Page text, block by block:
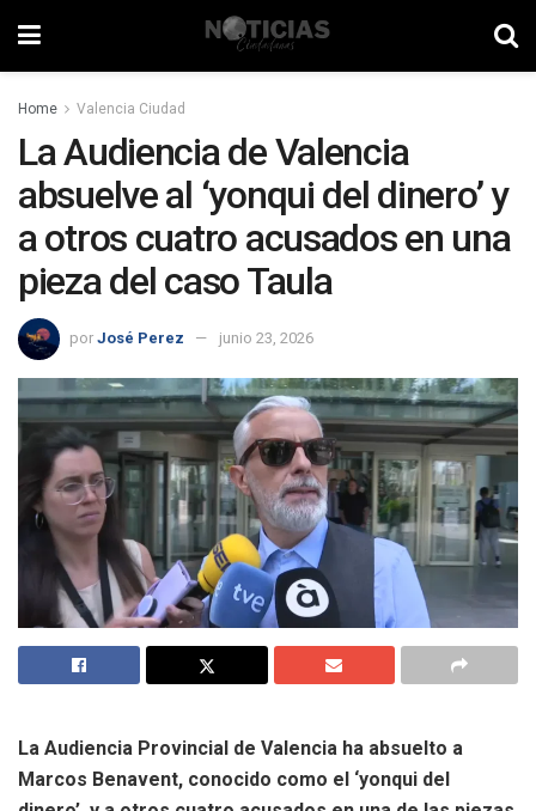
Home Valencia Ciudad
La Audiencia de Valencia
absuelve al ‘yonqui del dinero’ y
a otros cuatro acusados en una
pieza del caso Taula
por José Perez junio 23, 2026
La Audiencia Provincial de Valencia ha absuelto a
Marcos Benavent, conocido como el ‘yonqui del